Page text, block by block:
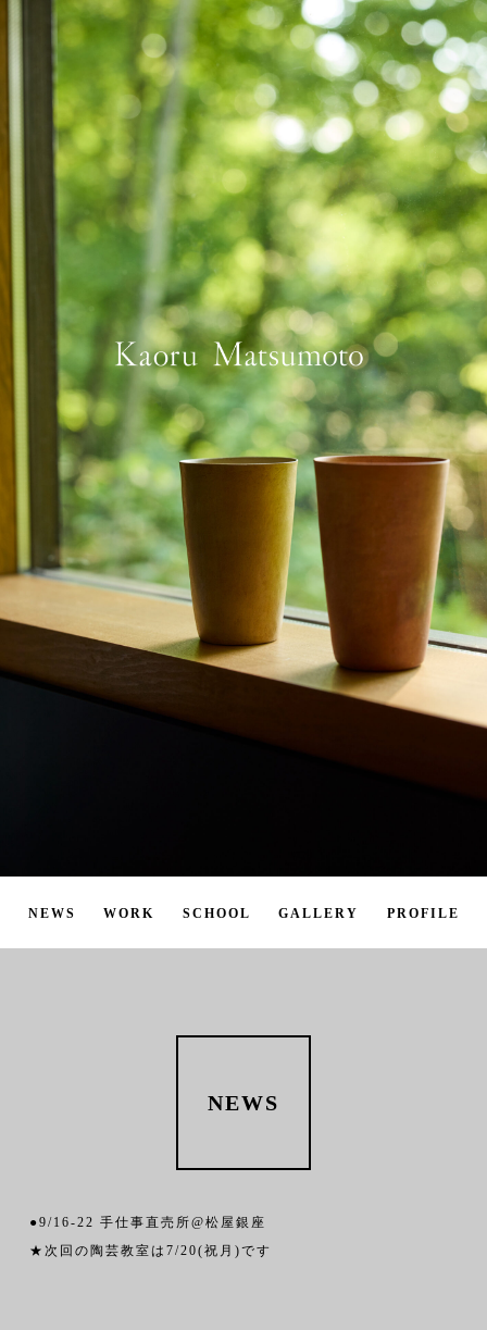
NEWS WORK SCHOOL GALLERY PROFILE
NEWS
●9/16-22 手仕事直売所@松屋銀座
★次回の陶芸教室は7/20(祝月)です